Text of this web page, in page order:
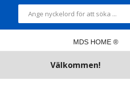
MDS HOME ®
Välkommen!